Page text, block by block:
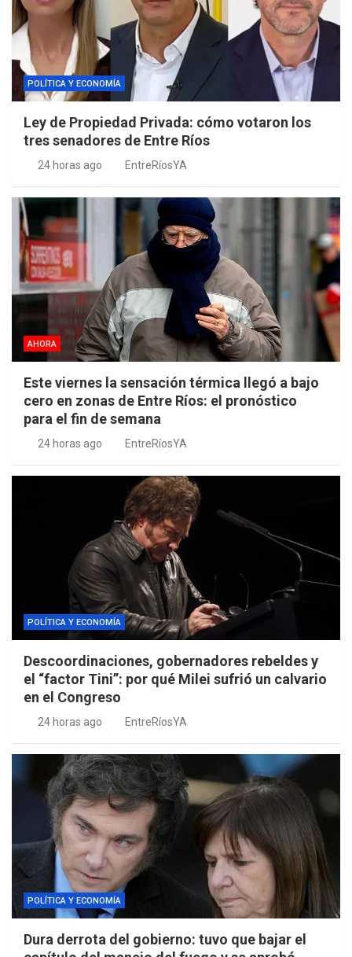
POLÍTICA Y ECONOMÍA
Ley de Propiedad Privada: cómo votaron los
tres senadores de Entre Ríos
24 horas ago EntreRíosYA
AHORA
Este viernes la sensación térmica llegó a bajo
cero en zonas de Entre Ríos: el pronóstico
para el fin de semana
24 horas ago EntreRíosYA
POLÍTICA Y ECONOMÍA
Descoordinaciones, gobernadores rebeldes y
el “factor Tini”: por qué Milei sufrió un calvario
en el Congreso
24 horas ago EntreRíosYA
POLÍTICA Y ECONOMÍA
Dura derrota del gobierno: tuvo que bajar el